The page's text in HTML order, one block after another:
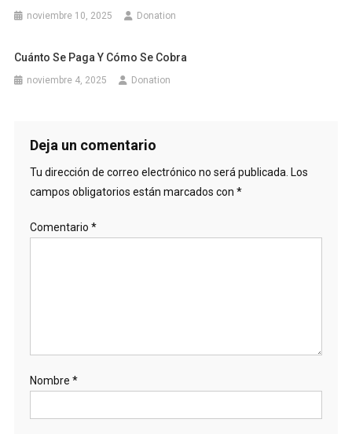
noviembre 10, 2025 Donation
Cuánto Se Paga Y Cómo Se Cobra
noviembre 4, 2025 Donation
Deja un comentario
Tu dirección de correo electrónico no será publicada. Los
campos obligatorios están marcados con *
Comentario *
Nombre *